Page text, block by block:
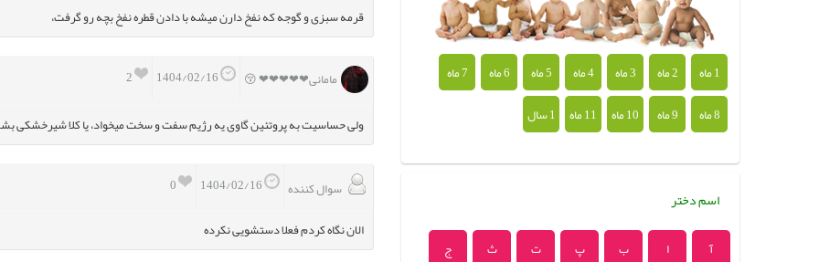
قرمه سبزی و گوجه که نفخ دارن میشه با دادن قطره نفخ بچه رو گرفت،
2
مامانی❤❤❤❤❤ 😚
ولی حساسیت به پروتئین گاوی یه رژیم سفت و سخت میخواد، یا کلا
0
سوال کننده
الان نگاه کردم فعلا دستشویی نکرده
1 ماه 2 ماه 3 ماه 4 ماه 5 ماه 6 ماه
7 ماه
8 ماه
9 ماه 10 ماه 11 ماه 1 سال
اسم دختر
آ ا ب پ ت ث
ج